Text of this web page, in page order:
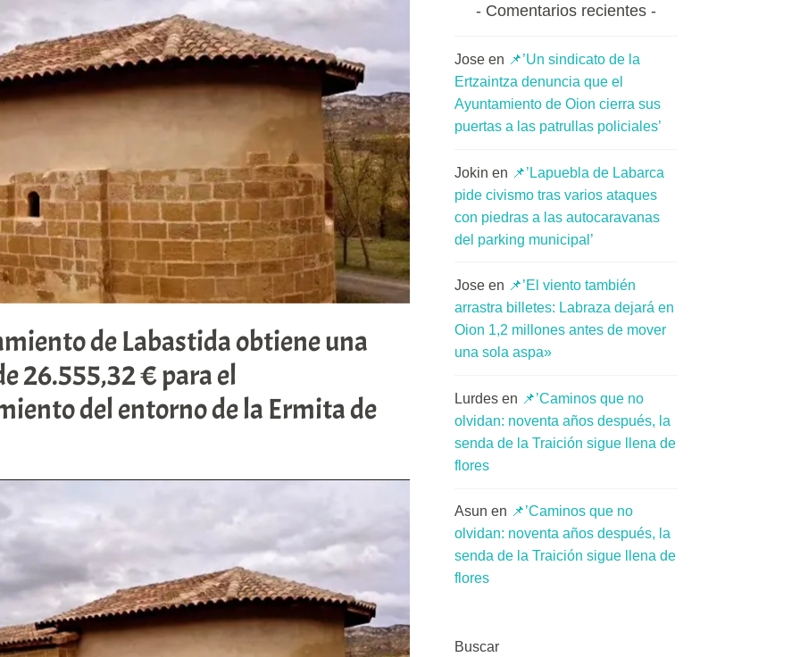
de Labastida obtiene una
26.555,32 € para el
del entorno de la Ermita de
Comentarios recientes
Jose en 📌’Un sindicato de la
Ertzaintza denuncia que el
Ayuntamiento de Oion cierra sus
puertas a las patrullas policiales’
Jokin en 📌’Lapuebla de Labarca
pide civismo tras varios ataques
con piedras a las autocaravanas
del parking municipal’
Jose en 📌’El viento también
arrastra billetes: Labraza dejará en
Oion 1,2 millones antes de mover
una sola aspa»
Lurdes en 📌’Caminos que no
olvidan: noventa años después, la
senda de la Traición sigue llena de
flores
Asun en 📌’Caminos que no
olvidan: noventa años después, la
senda de la Traición sigue llena de
flores
Buscar